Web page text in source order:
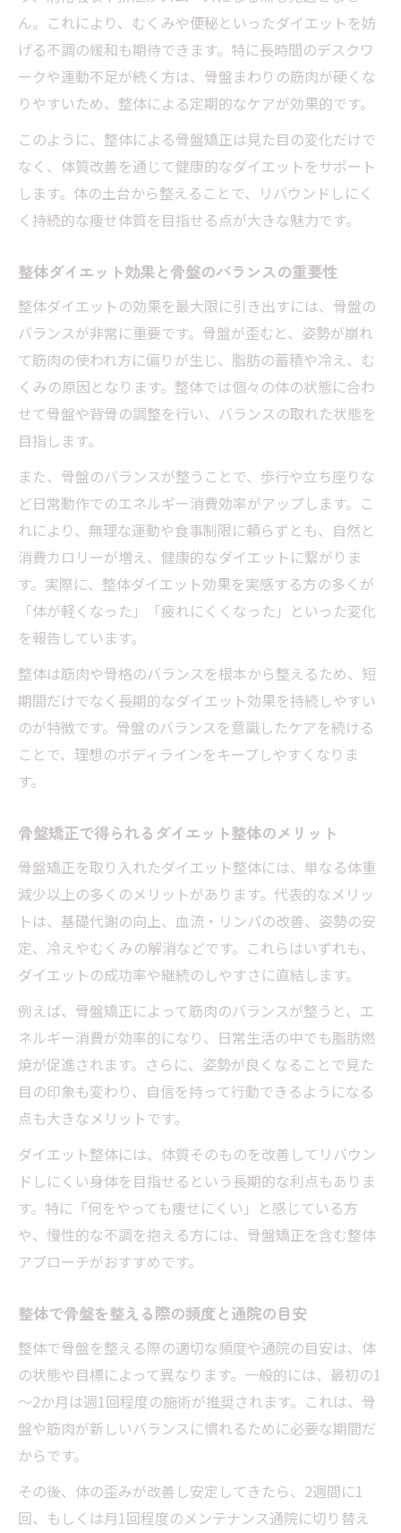
ん。これにより、むくみや便秘といったダイエットを妨
げる不調の緩和も期待できます。特に長時間のデスクワ
ークや運動不足が続く方は、骨盤まわりの筋肉が硬くな
りやすいため、整体による定期的なケアが効果的です。
このように、整体による骨盤矯正は見た目の変化だけで
なく、体質改善を通じて健康的なダイエットをサポート
します。体の土台から整えることで、リバウンドしにく
く持続的な痩せ体質を目指せる点が大きな魅力です。
整体ダイエット効果と骨盤のバランスの重要性
整体ダイエットの効果を最大限に引き出すには、骨盤の
バランスが非常に重要です。骨盤が歪むと、姿勢が崩れ
て筋肉の使われ方に偏りが生じ、脂肪の蓄積や冷え、む
くみの原因となります。整体では個々の体の状態に合わ
せて骨盤や背骨の調整を行い、バランスの取れた状態を
目指します。
また、骨盤のバランスが整うことで、歩行や立ち座りな
ど日常動作でのエネルギー消費効率がアップします。こ
れにより、無理な運動や食事制限に頼らずとも、自然と
消費カロリーが増え、健康的なダイエットに繋がりま
す。実際に、整体ダイエット効果を実感する方の多くが
「体が軽くなった」「疲れにくくなった」といった変化
を報告しています。
整体は筋肉や骨格のバランスを根本から整えるため、短
期間だけでなく長期的なダイエット効果を持続しやすい
のが特徴です。骨盤のバランスを意識したケアを続ける
ことで、理想のボディラインをキープしやすくなりま
す。
骨盤矯正で得られるダイエット整体のメリット
骨盤矯正を取り入れたダイエット整体には、単なる体重
減少以上の多くのメリットがあります。代表的なメリッ
トは、基礎代謝の向上、血流・リンパの改善、姿勢の安
定、冷えやむくみの解消などです。これらはいずれも、
ダイエットの成功率や継続のしやすさに直結します。
例えば、骨盤矯正によって筋肉のバランスが整うと、エ
ネルギー消費が効率的になり、日常生活の中でも脂肪燃
焼が促進されます。さらに、姿勢が良くなることで見た
目の印象も変わり、自信を持って行動できるようになる
点も大きなメリットです。
ダイエット整体には、体質そのものを改善してリバウン
ドしにくい身体を目指せるという長期的な利点もありま
す。特に「何をやっても痩せにくい」と感じている方
や、慢性的な不調を抱える方には、骨盤矯正を含む整体
アプローチがおすすめです。
整体で骨盤を整える際の頻度と通院の目安
整体で骨盤を整える際の適切な頻度や通院の目安は、体
の状態や目標によって異なります。一般的には、最初の1
～2か月は週1回程度の施術が推奨されます。これは、骨
盤や筋肉が新しいバランスに慣れるために必要な期間だ
からです。
その後、体の歪みが改善し安定してきたら、2週間に1
回、もしくは月1回程度のメンテナンス通院に切り替え